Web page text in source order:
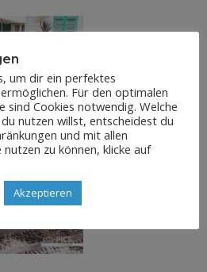
um dir ein perfektes
Für den optimalen
sind Cookies notwendig. Welche
nutzen willst, entscheidest du
und mit allen
zu können, klicke auf
Akzeptieren